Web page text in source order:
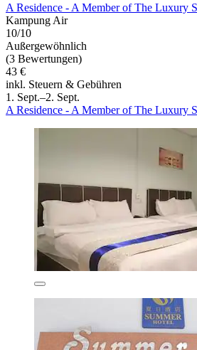
A Residence - A Member of The Luxury
Kampung Air
10/10
Außergewöhnlich
(3 Bewertungen)
43 €
inkl. Steuern & Gebühren
1. Sept.–2. Sept.
A Residence - A Member of The Luxury